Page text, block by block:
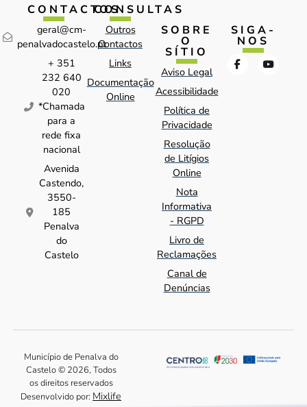
CONTACTOS
geral@cm-
penalvadocastelo.pt
+ 351
232 640
020
*Chamada
para a
rede fixa
nacional
Avenida
Castendo,
3550-
185
Penalva
do
Castelo
CONSULTAS
Outros
Contactos
Links
Documentação
Online
SOBRE
O
SÍTIO
Aviso Legal
Acessibilidade
Política de
Privacidade
Resolução
de Litígios
Online
Nota
Informativa
- RGPD
Livro de
Reclamações
Canal de
Denúncias
SIGA-
NOS
Município de Penalva do
Castelo © 2026, Todos
os direitos reservados
Desenvolvido por: Mixlife